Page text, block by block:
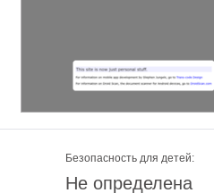
Безопасность для детей:
Не определена